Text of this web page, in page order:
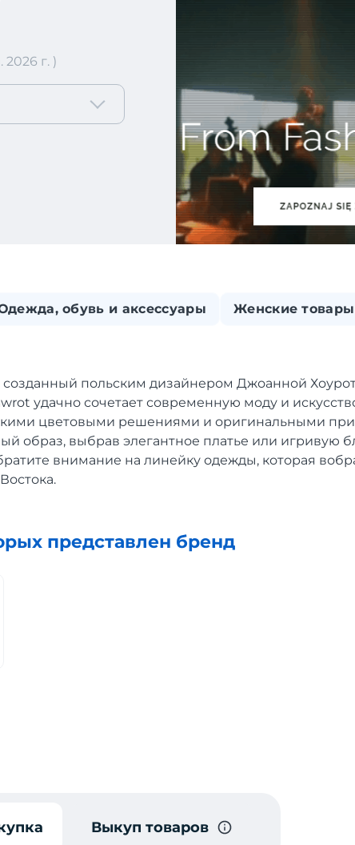
г. )
обувь и аксессуары Женские товары
польским дизайнером Джоанной Хоурот
удачно сочетает современную моду и
цветовыми решениями и оригинальными
образ, выбрав элегантное платье или игривую
внимание на линейку одежды, которая
представлен бренд
Выкуп товаров